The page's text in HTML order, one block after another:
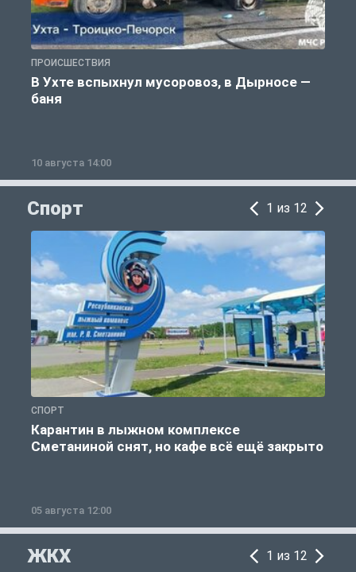
ПРОИСШЕСТВИЯ
В Ухте вспыхнул мусоровоз, в Дырносе —
баня
10 августа 14:00
Спорт 1 из 12
СПОРТ
Карантин в лыжном комплексе
Сметаниной снят, но кафе всё ещё закрыто
05 августа 12:00
ЖКХ 1 из 12